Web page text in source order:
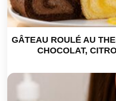
GÂTEAU ROULÉ AU
CHOCOLAT,